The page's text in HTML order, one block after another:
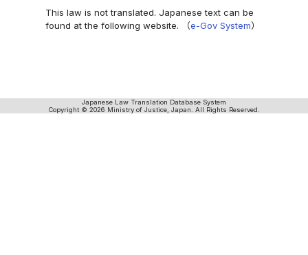
This law is not translated. Japanese text can be
found at the following website. （e-Gov System）
Japanese Law Translation Database System
Copyright © 2026 Ministry of Justice, Japan. All Rights Reserved.